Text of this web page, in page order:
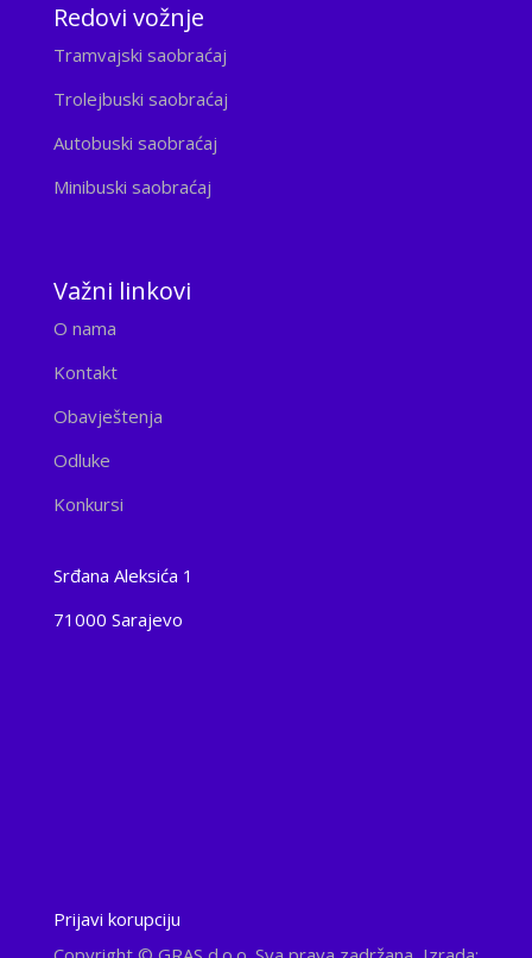
Redovi vožnje
Tramvajski saobraćaj
Trolejbuski saobraćaj
Autobuski saobraćaj
Minibuski saobraćaj
Važni linkovi
O nama
Kontakt
Obavještenja
Odluke
Konkursi
Srđana Aleksića 1
71000 Sarajevo
Prijavi korupciju